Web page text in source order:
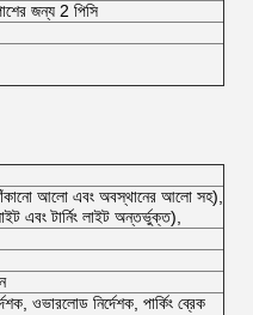
জন্য 2 পিসি
আলো এবং অবস্থানের আলো সহ),
এবং টার্নিং লাইট অন্তর্ভুক্ত),
ওভারলোড নির্দেশক, পার্কিং ব্রেক